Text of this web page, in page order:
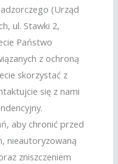
(Urząd
ul. Stawki 2,
Państwo
z ochroną
skorzystać z
się z nami
aby chronić przed
nieautoryzowaną
zniszczeniem